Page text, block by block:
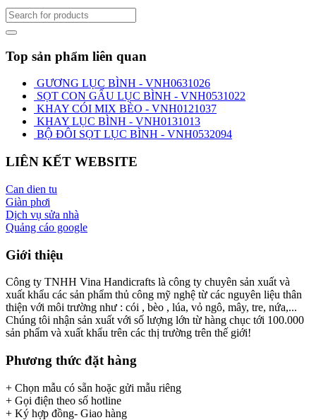
Top sản phẩm liên quan
GƯƠNG LỤC BÌNH - VNH0631026
SỌT CON GẤU LỤC BÌNH - VNH0531022
KHAY CÓI MIX BÈO - VNH0121037
KHAY LỤC BÌNH - VNH0131013
BỘ ĐÔI SỌT LỤC BÌNH - VNH0532094
LIÊN KẾT WEBSITE
Can dien tu
Giàn phơi
Dịch vụ sửa nhà
Quảng cáo google
Giới thiệu
Công ty TNHH Vina Handicrafts là công ty chuyên sản xuất và
xuất khẩu các sản phẩm thủ công mỹ nghệ từ các nguyên liệu thân
thiện với môi trường như : cói , bèo , lúa, vỏ ngô, mây, tre, nứa,...
Chúng tôi nhận sản xuất với số lượng lớn từ hàng chục tới 100.000
sản phẩm và xuất khẩu trên các thị trường trên thế giới!
Phương thức đặt hàng
+ Chọn mẫu có sẵn hoặc gửi mẫu riêng
+ Gọi điện theo số hotline
+ Ký hợp đồng- Giao hàng